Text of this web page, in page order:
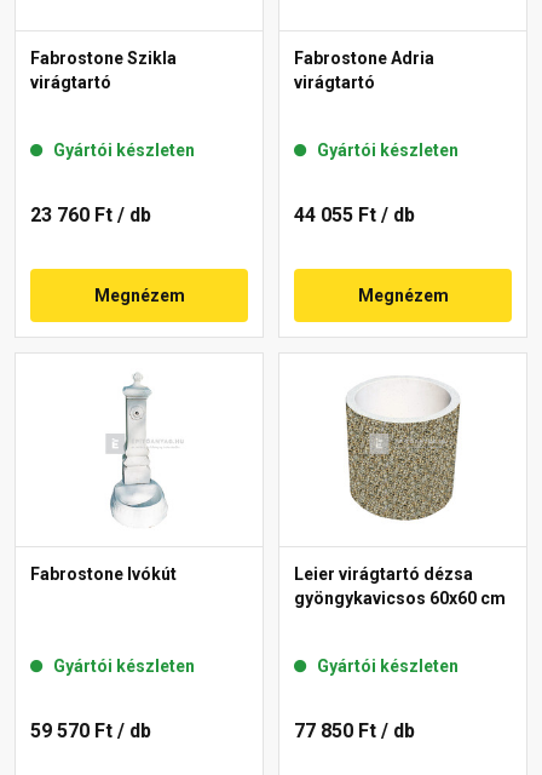
Fabrostone Szikla
virágtartó
Gyártói készleten
23 760 Ft / db
Megnézem
Fabrostone Adria
virágtartó
Gyártói készleten
44 055 Ft / db
Megnézem
Fabrostone Ivókút
Gyártói készleten
59 570 Ft / db
Leier virágtartó dézsa
gyöngykavicsos 60x60 cm
Gyártói készleten
77 850 Ft / db